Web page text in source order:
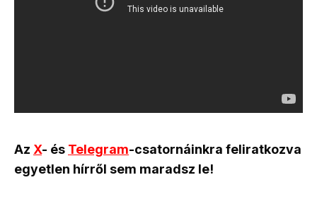
Az X- és Telegram-csatornáinkra feliratkozva
egyetlen hírről sem maradsz le!